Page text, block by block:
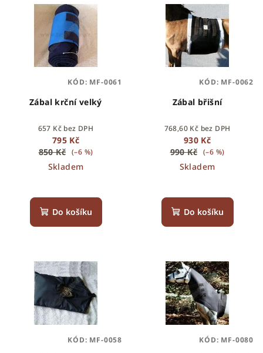
Zábal krční velký
657 Kč bez DPH
795 Kč
850 Kč (–6 %)
Skladem
Do košíku
KÓD: MF-0061
Zábal břišní
768,60 Kč bez DPH
930 Kč
990 Kč (–6 %)
Skladem
Do košíku
KÓD: MF-0062
KÓD: MF-0058 KÓD: MF-0080